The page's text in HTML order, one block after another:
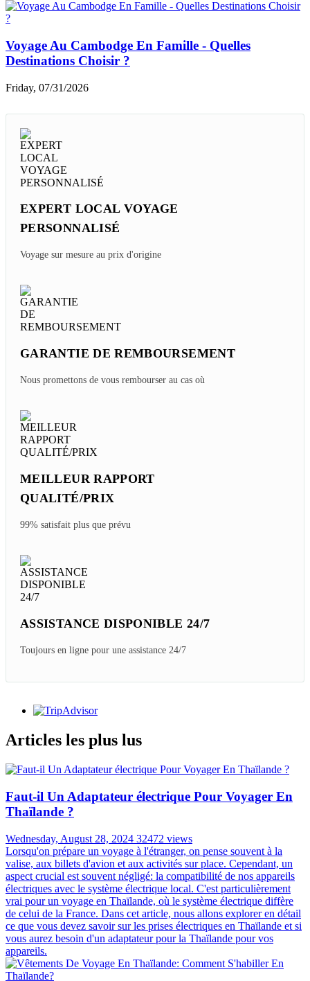
Voyage Au Cambodge En Famille - Quelles
Destinations Choisir ?
Friday, 07/31/2026
EXPERT LOCAL VOYAGE
PERSONNALISÉ
Voyage sur mesure au prix d'origine
GARANTIE DE REMBOURSEMENT
Nous promettons de vous rembourser au cas où
MEILLEUR RAPPORT
QUALITÉ/PRIX
99% satisfait plus que prévu
ASSISTANCE DISPONIBLE 24/7
Toujours en ligne pour une assistance 24/7
Articles les plus lus
Faut-il Un Adaptateur électrique Pour Voyager En
Thaïlande ?
Wednesday, August 28, 2024 32472 views
Lorsqu'on prépare un voyage à l'étranger, on pense souvent à la
valise, aux billets d'avion et aux activités sur place. Cependant, un
aspect crucial est souvent négligé: la compatibilité de nos appareils
électriques avec le système électrique local. C'est particulièrement
vrai pour un voyage en Thaïlande, où le système électrique diffère
de celui de la France. Dans cet article, nous allons explorer en détail
ce que vous devez savoir sur les prises électriques en Thaïlande et si
vous aurez besoin d'un adaptateur pour la Thaïlande pour vos
appareils.